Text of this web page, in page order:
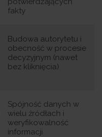
fakty
Budowa autorytetu i
obecność w procesie
decyzyjnym (nawet
bez kliknięcia)
Spójność danych w
wielu źródłach i
weryfikowalność
informacji